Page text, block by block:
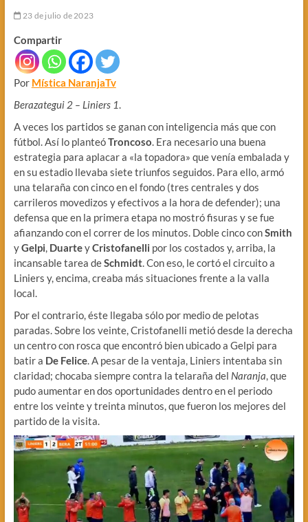
23 de julio de 2023
Compartir
Por Mística NaranjaTv
Berazategui 2 – Liniers 1.
A veces los partidos se ganan con inteligencia más que con
fútbol. Así lo planteóTroncoso. Era necesario una buena
estrategia para aplacar a «la topadora» que venía embalada y
en su estadio llevaba siete triunfos seguidos. Para ello, armó
una telaraña con cinco en el fondo (tres centrales y dos
carrileros movedizos y efectivos a la hora de defender); una
defensa que en la primera etapa no mostró fisuras y se fue
afianzando con el correr de los minutos. Doble cinco conSmith
yGelpi, DuarteyCristofanelli por los costados y, arriba, la
incansable tarea deSchmidt. Con eso, le cortó el circuito a
Liniers y, encima, creaba más situaciones frente a la valla
local.
Por el contrario, éste llegaba sólo por medio de pelotas
paradas. Sobre los veinte, Cristofanelli metió desde la derecha
un centro con rosca que encontró bien ubicado a Gelpi para
batir a De Felice. A pesar de la ventaja, Liniers intentaba sin
claridad; chocaba siempre contra la telaraña del Naranja, que
pudo aumentar en dos oportunidades dentro en el periodo
entre los veinte y treinta minutos, que fueron los mejores del
partido de la visita.